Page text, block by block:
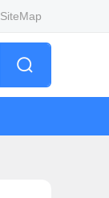
SiteMap